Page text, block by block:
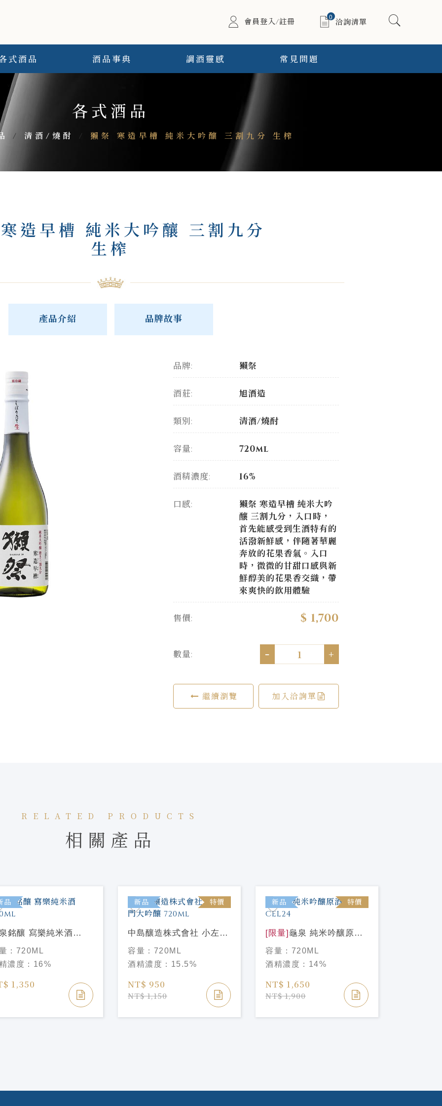
會員登入/註冊 0
洽詢清單
式酒品 酒品事典 調酒靈感 常見問題
各式酒品
/ 清酒/燒酎 / 獺祭 寒造早槽 純米大吟釀 三割九分 生榨
造早槽 純米大吟釀 三割九分
生榨
產品介紹 品牌故事
品牌: 獺祭
酒莊: 旭酒造
類別: 清酒/燒酎
容量: 720ml
酒精濃度: 16%
口感:
獺祭 寒造早槽 純米大吟
釀 三割九分，入口時，
首先能感受到生酒特有的
活潑新鮮感，伴隨著華麗
奔放的花果香氣。入口
時，微微的甘甜口感與新
鮮醇美的花果香交織，帶
來爽快的飲用體驗
售價: $ 1,700
數量: - +
繼續瀏覽 加入洽詢單
RELATED PRODUCTS
相關產品
品
銘釀 寫樂純米酒
： 720ML
濃度： 16%
1,350
新品 特價
中島釀造株式會社 小左衛
門大吟釀 720ml
容量： 720ML
酒精濃度： 15.5%
NT$ 950
NT$ 1,150
新品 特價
[限量] 龜泉 純米吟釀原酒
CEL24
容量： 720ML
酒精濃度： 14%
NT$ 1,650
NT$ 1,900